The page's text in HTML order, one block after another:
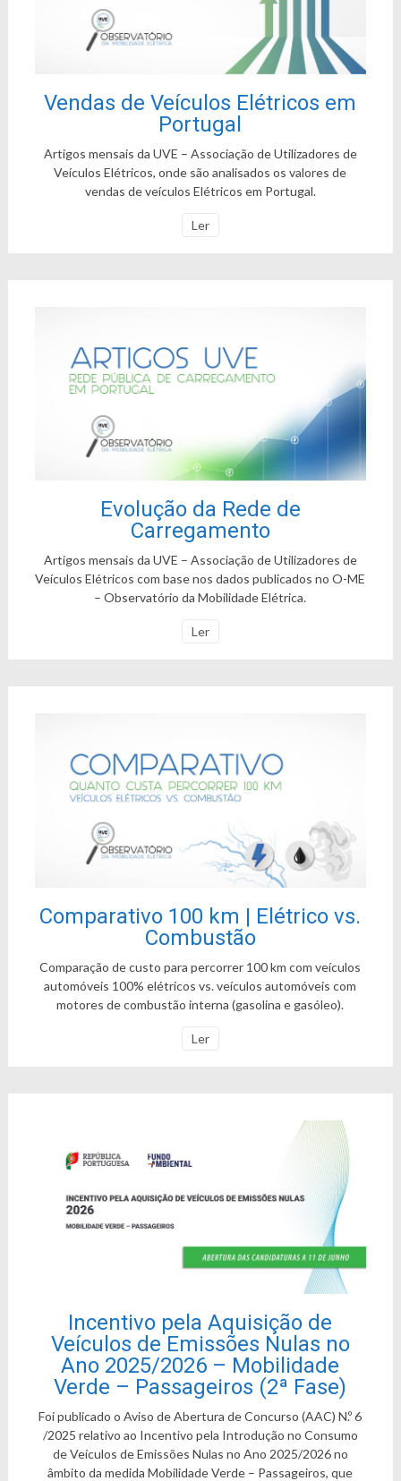
Vendas de Veículos Elétricos em
Portugal
Artigos mensais da UVE – Associação de Utilizadores de
Veículos Elétricos, onde são analisados os valores de
vendas de veículos Elétricos em Portugal.
Ler
Evolução da Rede de
Carregamento
Artigos mensais da UVE – Associação de Utilizadores de
Veículos Elétricos com base nos dados publicados no O-ME
– Observatório da Mobilidade Elétrica.
Ler
Comparativo 100 km | Elétrico vs.
Combustão
Comparação de custo para percorrer 100 km com veículos
automóveis 100% elétricos vs. veículos automóveis com
motores de combustão interna (gasolina e gasóleo).
Ler
Incentivo pela Aquisição de
Veículos de Emissões Nulas no
Ano 2025/2026 – Mobilidade
Verde – Passageiros (2ª Fase)
Foi publicado o Aviso de Abertura de Concurso (AAC) N.º 6
/2025 relativo ao Incentivo pela Introdução no Consumo
de Veículos de Emissões Nulas no Ano 2025/2026 no
âmbito da medida Mobilidade Verde – Passageiros, que